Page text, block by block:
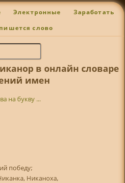
Электронные Заработать
слово
в онлайн словаре
имен
на букву ...
победу;
Никаноха,